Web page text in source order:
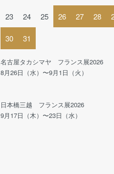
23 24 25 26 27 28
30 31
名古屋タカシマヤ フランス展2026
8月26日（水）〜9月1日（火）
日本橋三越 フランス展2026
9月17日（木）〜23日（水）